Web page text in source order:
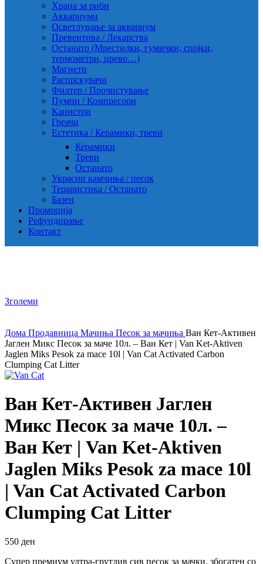
Храна за риби
Аквариуми
Осветлување за аквариум
Превентива / Лекарства
Останато (Мрестилки, гумички, спојки,
термометри, црево…)
Магнети
Распрскувачи
Филтер / Прочистување
Пумпи / Компресори
Канистри
Греачи
Естетика / Керамики, треви
Керамики
Треви
Останато
Украсни камчиња / песок
Тераристика / Останато
Базен
Промоција
Рефундирање
Контакт
Зголеми
Дома Продавница Мачиња Песок за мачиња Ван Кет-Активен
Јаглен Микс Песок за маче 10л. – Ван Кет | Van Ket-Aktiven
Jaglen Miks Pesok za mace 10l | Van Cat Activated Carbon
Clumping Cat Litter
Ван Кет-Активен Јаглен
Микс Песок за маче 10л. –
Ван Кет | Van Ket-Aktiven
Jaglen Miks Pesok za mace 10l
| Van Cat Activated Carbon
Clumping Cat Litter
550 ден
Супер премиум ултра-грутлив сив песок за мачки, збогатен со